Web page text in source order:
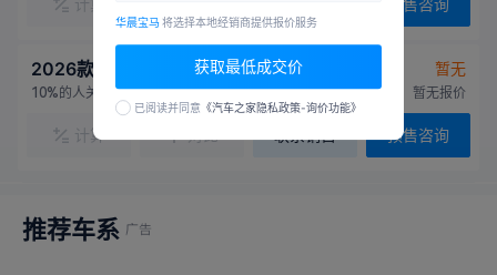
计算 预售咨询
2026款 40L 基本型 暂无
10%的人关注 厂商指导价：暂无报价
计算 预售咨询
推荐车系
华晨宝马将选择本地经销商提供报价服务
获取最低成交价
已阅读并同意 《汽车之家隐私政策-询价功能》